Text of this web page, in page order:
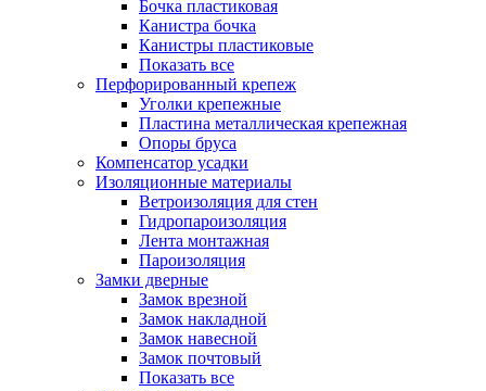
Бочка пластиковая
Канистра бочка
Канистры пластиковые
Показать все
Перфорированный крепеж
Уголки крепежные
Пластина металлическая крепежная
Опоры бруса
Компенсатор усадки
Изоляционные материалы
Ветроизоляция для стен
Гидропароизоляция
Лента монтажная
Пароизоляция
Замки дверные
Замок врезной
Замок накладной
Замок навесной
Замок почтовый
Показать все